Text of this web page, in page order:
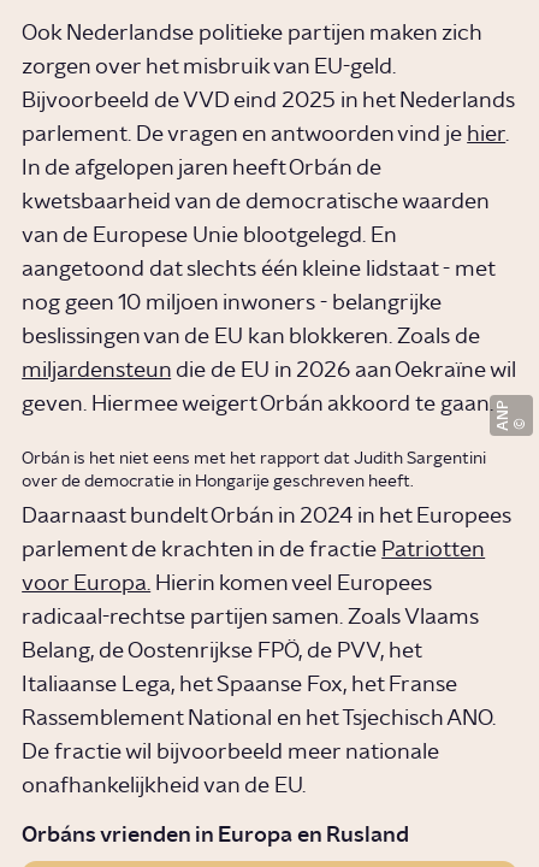
Ook Nederlandse politieke partijen maken zich
zorgen over het misbruik van EU-geld.
Bijvoorbeeld de VVD eind 2025 in het Nederlands
parlement. De vragen en antwoorden vind je hier.
In de afgelopen jaren heeft Orbán de
kwetsbaarheid van de democratische waarden
van de Europese Unie blootgelegd. En
aangetoond dat slechts één kleine lidstaat - met
nog geen 10 miljoen inwoners - belangrijke
beslissingen van de EU kan blokkeren. Zoals de
miljardensteun die de EU in 2026 aan Oekraïne wil
geven. Hiermee weigert Orbán akkoord te gaan.ANP
Orbán is het niet eens met het rapport dat Judith Sargentini
over de democratie in Hongarije geschreven heeft.
Daarnaast bundelt Orbán in 2024 in het Europees
parlement de krachten in de fractie Patriotten
voor Europa. Hierin komen veel Europees
radicaal-rechtse partijen samen. Zoals Vlaams
Belang, de Oostenrijkse FPÖ, de PVV, het
Italiaanse Lega, het Spaanse Fox, het Franse
Rassemblement National en het Tsjechisch ANO.
De fractie wil bijvoorbeeld meer nationale
onafhankelijkheid van de EU.
Orbáns vrienden in Europa en Rusland